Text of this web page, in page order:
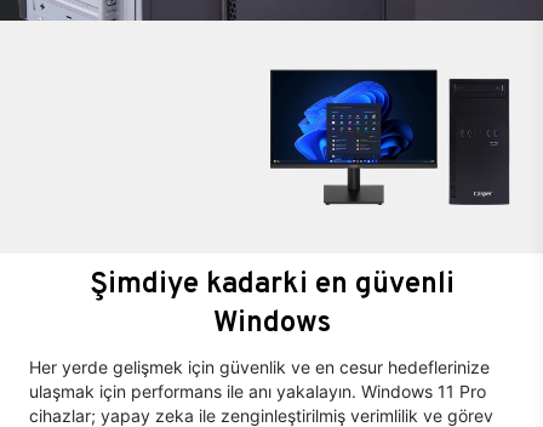
Şimdiye kadarki en güvenli
Windows
Her yerde gelişmek için güvenlik ve en cesur hedeflerinize
ulaşmak için performans ile anı yakalayın. Windows 11 Pro
cihazlar; yapay zeka ile zenginleştirilmiş verimlilik ve görev